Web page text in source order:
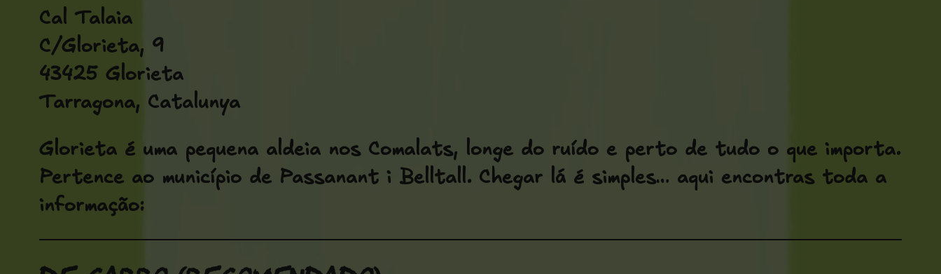
Cal Talaia
C/Glorieta, 9
43425 Glorieta
Tarragona, Catalunya
Glorieta é uma pequena aldeia nos Comalats, longe do ruído e perto de tudo o que importa.
Pertence ao município de Passanant i Belltall. Chegar lá é simples… aqui encontras toda a
informação: